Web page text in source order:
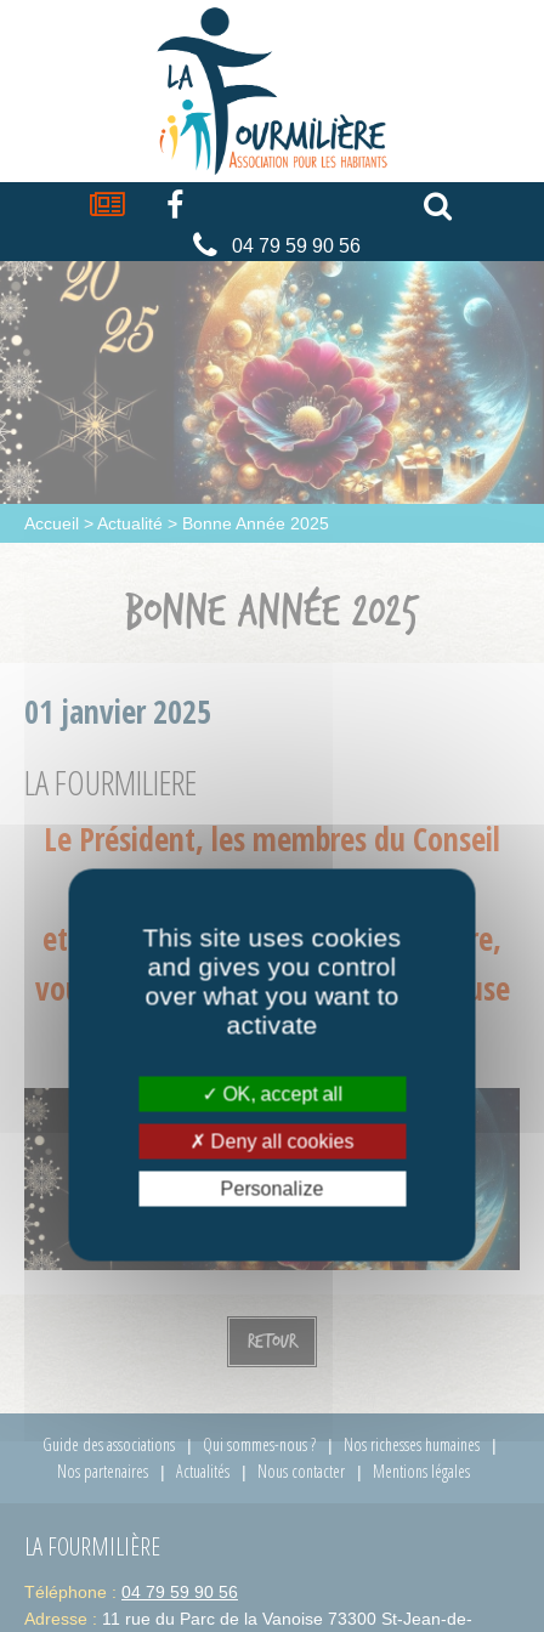
La
fourmilière
Actualités Facebook
04 79 59 90 56
Accueil >Actualité > Bonne Année 2025
BONNE ANNÉE 2025
01 janvier 2025
LA FOURMILIERE
Le Président, les membres du Conseil
et l’équipe salariée de La Fourmilière,
vous souhaitent une Belle et Heureuse
Année 2025.
Retour
Guide des associations Qui sommes-nous ?
Nos richesses humaines
Nos partenaires
Actualités Nous contacter Mentions légales
LA FOURMILIÈRE
Téléphone : 04 79 59 90 56
Adresse : 11 rue du Parc de la Vanoise 73300 St-Jean-de-
Cookies management panel
This site uses cookies
and gives you control
over what you want to
activate
OK, accept all
Deny all cookies
Personalize